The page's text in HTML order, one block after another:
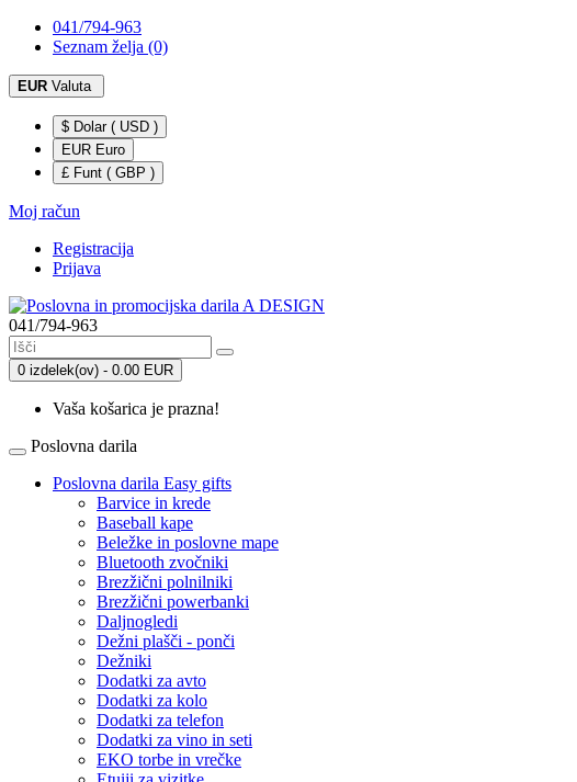
041/794-963
Seznam želja (0)
EUR Valuta
$ Dolar ( USD )
EUR Euro
£ Funt ( GBP )
Moj račun
Registracija
Prijava
041/794-963
0 izdelek(ov) - 0.00 EUR
Vaša košarica je prazna!
Poslovna darila
Poslovna darila Easy gifts
Barvice in krede
Baseball kape
Beležke in poslovne mape
Bluetooth zvočniki
Brezžični polnilniki
Brezžični powerbanki
Daljnogledi
Dežni plašči - ponči
Dežniki
Dodatki za avto
Dodatki za kolo
Dodatki za telefon
Dodatki za vino in seti
EKO torbe in vrečke